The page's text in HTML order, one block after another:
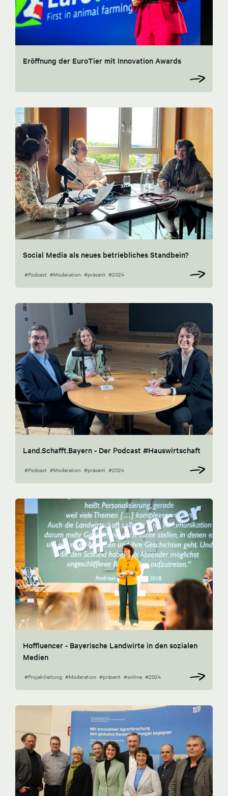
Eröffnung der EuroTier mit Innovation Awards
Social Media als neues betriebliches Standbein?
#Podcast #Moderation #präsent #2024
Land.Schafft.Bayern - Der Podcast #Hauswirtschaft
#Podcast #Moderation #präsent #2024
Hoffluencer - Bayerische Landwirte in den sozialen
Medien
#Projektleitung #Moderation #präsent #online #2024